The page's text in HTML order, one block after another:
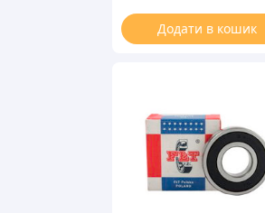
Додати в кошик